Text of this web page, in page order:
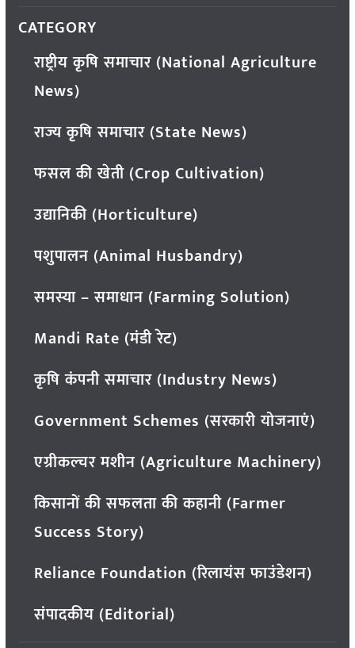
CATEGORY
राष्ट्रीय कृषि समाचार (National Agriculture
News)
राज्य कृषि समाचार (State News)
फसल की खेती (Crop Cultivation)
उद्यानिकी (Horticulture)
पशुपालन (Animal Husbandry)
समस्या – समाधान (Farming Solution)
Mandi Rate (मंडी रेट)
कृषि कंपनी समाचार (Industry News)
Government Schemes (सरकारी योजनाएं)
एग्रीकल्चर मशीन (Agriculture Machinery)
किसानों की सफलता की कहानी (Farmer
Success Story)
Reliance Foundation (रिलायंस फाउंडेशन)
संपादकीय (Editorial)